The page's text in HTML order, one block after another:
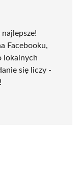
Facebooku,
lokalnych
się liczy -